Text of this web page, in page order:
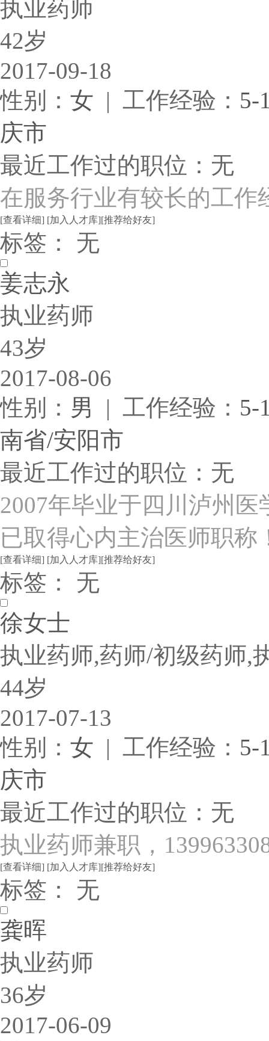
执业药师
42岁
2017-09-18
性别： 女 | 工作经验： 5-
庆市
最近工作过的职位：无
在服务行业有较长的工作
[查看详细] [加入人才库][推荐给好友]
标签： 无
姜志永
执业药师
43岁
2017-08-06
性别： 男 | 工作经验： 5-
南省/安阳市
最近工作过的职位：无
2007年毕业于四川泸州
已取得心内主治医师职称
[查看详细] [加入人才库][推荐给好友]
标签： 无
徐女士
执业药师,药师/初级药师,
44岁
2017-07-13
性别： 女 | 工作经验： 5-
庆市
最近工作过的职位：无
执业药师兼职，
[查看详细] [加入人才库][推荐给好友]
标签： 无
龚晖
执业药师
36岁
2017-06-09